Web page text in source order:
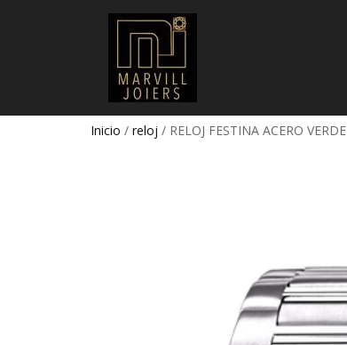
Inicio / reloj / RELOJ FESTINA ACERO VERDE